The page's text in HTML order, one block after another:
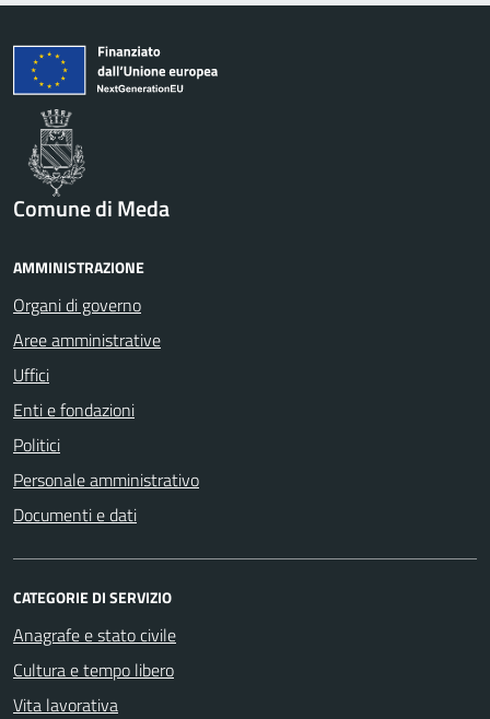
Comune di Meda
AMMINISTRAZIONE
Organi di governo
Aree amministrative
Uffici
Enti e fondazioni
Politici
Personale amministrativo
Documenti e dati
CATEGORIE DI SERVIZIO
Anagrafe e stato civile
Cultura e tempo libero
Vita lavorativa